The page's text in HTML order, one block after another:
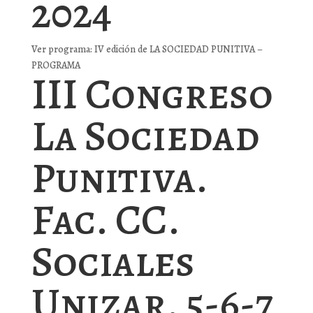
2024
Ver programa: IV edición de LA SOCIEDAD PUNITIVA –
PROGRAMA
III Congreso
La Sociedad
Punitiva.
Fac. CC.
Sociales